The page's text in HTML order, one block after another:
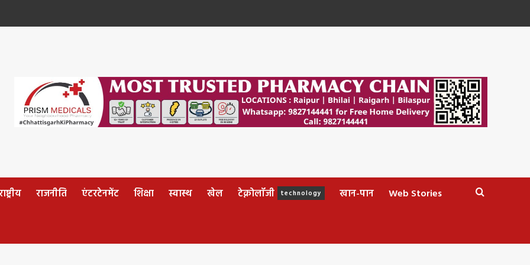
राजनीति एंटरटेनमेंट शिक्षा स्वास्थ खेल टेक्नोलॉजी technology खान-पान Web Stories